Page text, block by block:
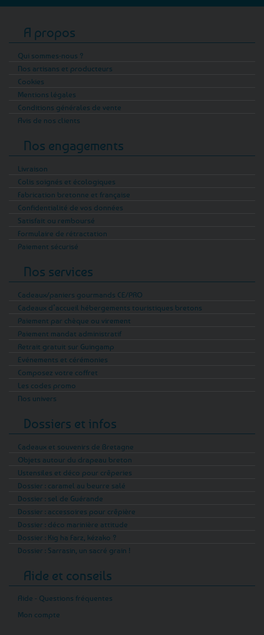
A propos
Qui sommes-nous ?
Nos artisans et producteurs
Cookies
Mentions légales
Conditions générales de vente
Avis de nos clients
Nos engagements
Livraison
Colis soignés et écologiques
Fabrication bretonne et française
Confidentialité de vos données
Satisfait ou remboursé
Formulaire de rétractation
Paiement sécurisé
Nos services
Cadeaux/paniers gourmands CE/PRO
Cadeaux d’accueil hébergements touristiques bretons
Paiement par chèque ou virement
Paiement mandat administratif
Retrait gratuit sur Guingamp
Evénements et cérémonies
Composez votre coffret
Les codes promo
Nos univers
Dossiers et infos
Cadeaux et souvenirs de Bretagne
Objets autour du drapeau breton
Ustensiles et déco pour crêperies
Dossier : caramel au beurre salé
Dossier : sel de Guérande
Dossier : accessoires pour crêpière
Dossier : déco marinière attitude
Dossier : Kig ha Farz, kézako ?
Dossier : Sarrasin, un sacré grain !
Aide et conseils
Aide - Questions fréquentes
Mon compte